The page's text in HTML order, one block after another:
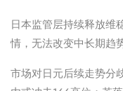
日本监管层持续释放维
情，无法改变中长期趋
市场对日元后续走势分